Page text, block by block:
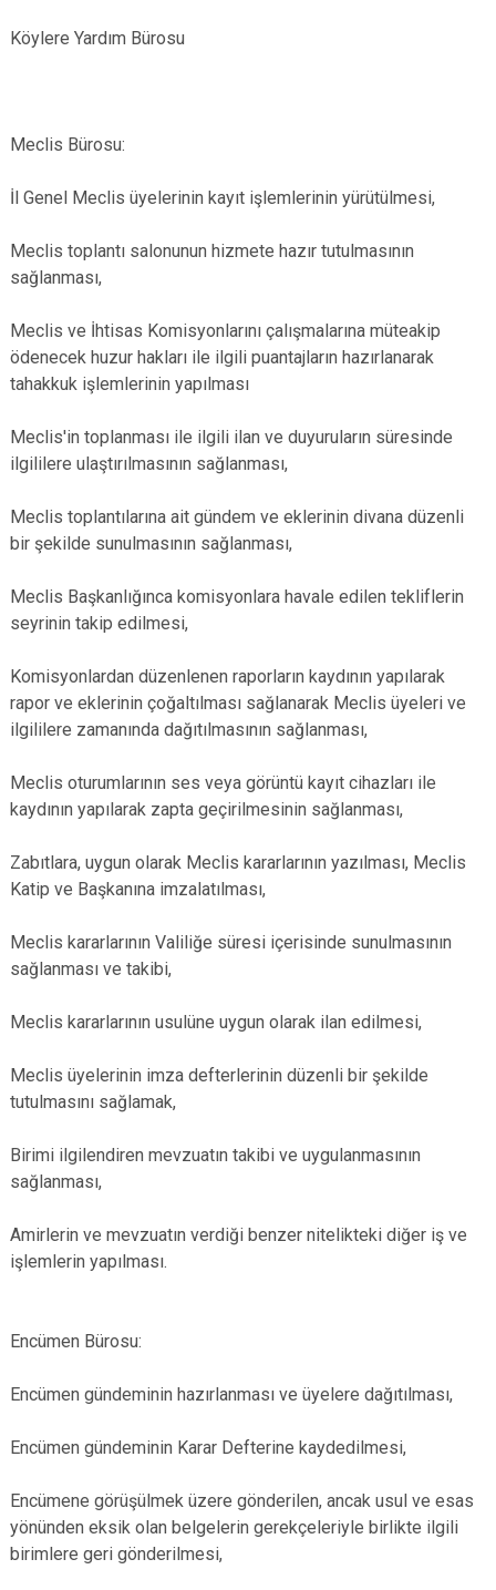
Köylere Yardım Bürosu
Meclis Bürosu:
İl Genel Meclis üyelerinin kayıt işlemlerinin yürütülmesi,
Meclis toplantı salonunun hizmete hazır tutulmasının
sağlanması,
Meclis ve İhtisas Komisyonlarını çalışmalarına müteakip
ödenecek huzur hakları ile ilgili puantajların hazırlanarak
tahakkuk işlemlerinin yapılması
Meclis'in toplanması ile ilgili ilan ve duyuruların süresinde
ilgililere ulaştırılmasının sağlanması,
Meclis toplantılarına ait gündem ve eklerinin divana düzenli
bir şekilde sunulmasının sağlanması,
Meclis Başkanlığınca komisyonlara havale edilen tekliflerin
seyrinin takip edilmesi,
Komisyonlardan düzenlenen raporların kaydının yapılarak
rapor ve eklerinin çoğaltılması sağlanarak Meclis üyeleri ve
ilgililere zamanında dağıtılmasının sağlanması,
Meclis oturumlarının ses veya görüntü kayıt cihazları ile
kaydının yapılarak zapta geçirilmesinin sağlanması,
Zabıtlara, uygun olarak Meclis kararlarının yazılması, Meclis
Katip ve Başkanına imzalatılması,
Meclis kararlarının Valiliğe süresi içerisinde sunulmasının
sağlanması ve takibi,
Meclis kararlarının usulüne uygun olarak ilan edilmesi,
Meclis üyelerinin imza defterlerinin düzenli bir şekilde
tutulmasını sağlamak,
Birimi ilgilendiren mevzuatın takibi ve uygulanmasının
sağlanması,
Amirlerin ve mevzuatın verdiği benzer nitelikteki diğer iş ve
işlemlerin yapılması.
Encümen Bürosu:
Encümen gündeminin hazırlanması ve üyelere dağıtılması,
Encümen gündeminin Karar Defterine kaydedilmesi,
Encümene görüşülmek üzere gönderilen, ancak usul ve esas
yönünden eksik olan belgelerin gerekçeleriyle birlikte ilgili
birimlere geri gönderilmesi,